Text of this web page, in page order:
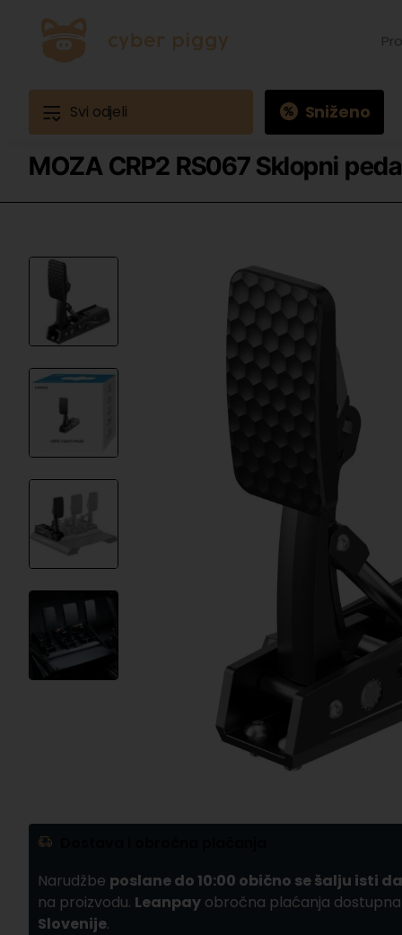
Svi odjeli Sniženo
MOZA CRP2 RS067 Sklopni
Narudžbe poslane do 10:00 obično se šalju isti
na proizvodu. Leanpay obročna plaćanja
Slovenije.